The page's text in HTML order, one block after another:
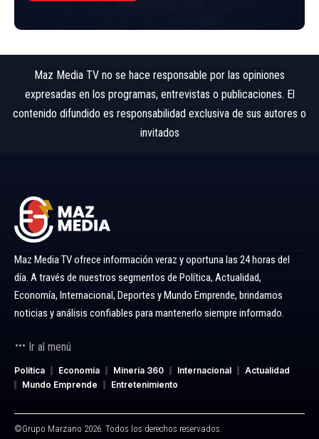
Maz Media TV no se hace responsable por las opiniones
expresadas en los programas, entrevistas o publicaciones. El
contenido difundido es responsabilidad exclusiva de sus autores o
invitados
Maz Media TV ofrece información veraz y oportuna las 24 horas del
día. A través de nuestros segmentos de Política, Actualidad,
Economía, Internacional, Deportes y Mundo Emprende, brindamos
noticias y análisis confiables para mantenerlo siempre informado.
Ir al menú
Política Economía Minería 360 Internacional
Actualidad
Mundo Emprende
Entretenimiento
©Grupo Marzano 2026. Todos los derechos reservados.